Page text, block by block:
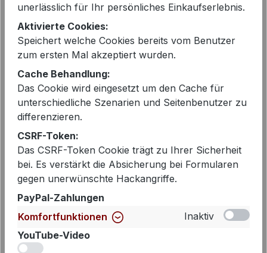
EAN:2000292890523
Artikelnummer:S25Z731 jeans
Beschreibung
Diese kurze und lässig oversized
geschnittene Jeansjacke von PENN &
INK ist der perfekte Begleiter für den
Sommer. Mit i…Mehr
unerlässlich für Ihr persönliches Einkaufserlebnis.
Aktivierte Cookies:
Speichert welche Cookies bereits vom Benutzer
zum ersten Mal akzeptiert wurden.
Cache Behandlung:
Das Cookie wird eingesetzt um den Cache für
unterschiedliche Szenarien und Seitenbenutzer zu
differenzieren.
CSRF-Token:
Das CSRF-Token Cookie trägt zu Ihrer Sicherheit
bei. Es verstärkt die Absicherung bei Formularen
gegen unerwünschte Hackangriffe.
PayPal-Zahlungen
Komfortfunktionen
Inaktiv
YouTube-Video